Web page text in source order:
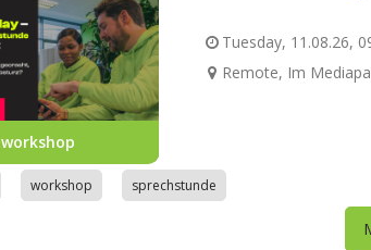
workshop
Tuesday, 11.08.26,
Remote, Im
workshop sprechstunde